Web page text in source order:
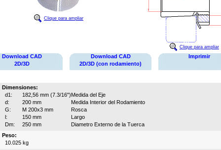
Clique para ampliar
Clique para ampliar
Download CAD
2D/3D
Download CAD
2D/3D (con rodamiento)
Imprimir
Dimensiones:
d1:
182,56 mm (7.3/16")Medida del Eje
d:
200 mm
Medida Interior del Rodamiento
G:
M 200x3 mm
Rosca
l:
150 mm
Largo
Dm:
250 mm
Diametro Externo de la Tuerca
Peso:
10.025 kg